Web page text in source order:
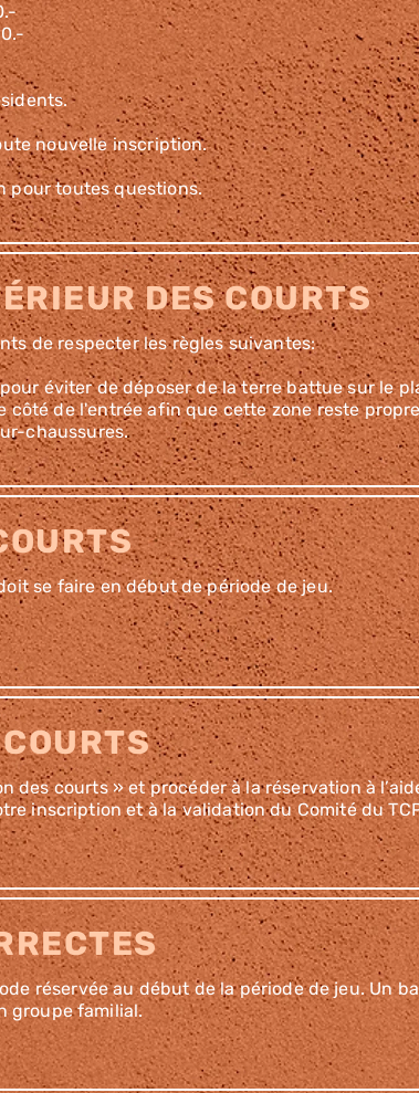
nouvelle inscription.
pour toutes questions.
DES COURTS
de respecter les règles suivantes:
éviter de déposer de la terre battue sur le
côté de l'entrée afin que cette zone reste
chaussures.
se faire en début de période de jeu.
courts » et procéder à la réservation à
inscription et à la validation du Comité du
réservée au début de la période de jeu. Un
groupe familial.